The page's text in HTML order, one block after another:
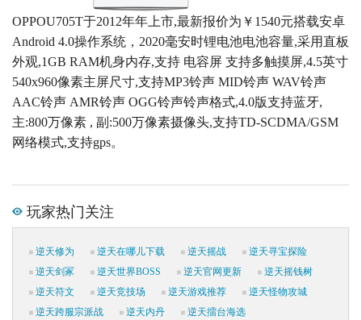
OPPOU705T于2012年年上市,最新报价为￥1540元搭载安卓
Android 4.0操作系统，2020毫安时锂电池电池容量,采用直板
外观,1GB RAM机身内存,支持 电容屏 支持多触摸屏,4.5英寸
540x960像素主屏尺寸,支持MP3铃声 MID铃声 WAV铃声
AAC铃声 AMR铃声 OGG铃声铃声格式,4.0版支持蓝牙,
主:800万像素 , 副:500万像素摄像头,支持TD-SCDMA/GSM
网络模式,支持gps。
玩家热门关注
逆天修为 逆天在哪儿下载 逆天摇战
逆天寻宝探险
逆天剑冢
逆天世界BOSS 逆天官网更新
逆天摇钱树
逆天符文
逆天竞技场 逆天游戏推荐
逆天怪物攻城
逆天跨服宗派战
逆天内丹 逆天擂台海选